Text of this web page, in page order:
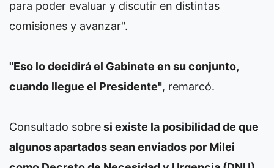
para poder evaluar y discutir en distintas
comisiones y avanzar".
"Eso lo decidirá el Gabinete en su conjunto,
cuando llegue el Presidente", remarcó.
Consultado sobresi existe la posibilidad de que
algunos apartados sean enviados por Milei